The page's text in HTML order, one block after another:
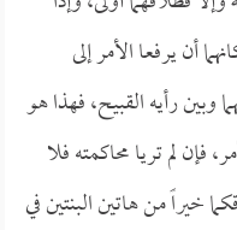
أن يرفعا الأمر إلى
وبين رأيه القبيح، فهذا هو
فإن لم تريا محاكمته فلا
خيراً من هاتين البنتين في